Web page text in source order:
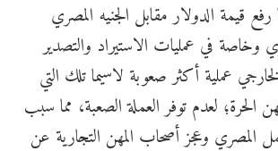
قيمة الدولار مقابل الجنيه المصري
وخاصة في عمليات الاستيراد والتصدير
عملية أكثر صعوبة لاسيما تلك التي
الحرة؛ لعدم توفر العملة الصعبة، مما سبب
وعجز أصحاب المهن التجارية عن